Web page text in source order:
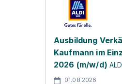
Ausbildung
Kaufmann im
2026 (m/w/d)
01.08.2026